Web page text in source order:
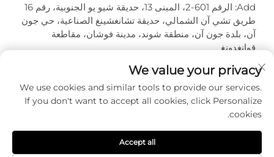
Add: الرقم 601-2، المبنى 13، حديقة شيو يو الجنوبية، رقم 16
طريق تشي آن الشمالي، حديقة تشانغشينغ الصناعية، حي جون
آن، بلدة جون آن، منطقة شوند، مدينة فوشان، مقاطعة
قوانغدونغ
هاتف:+86-18320933590
البريد الإلكتروني: [email protected]
المحدودة. جميع الحقوق محفوظة -
We value your privacy
We use cookies and similar tools to provide our services.
If you don't want to accept all cookies, click Personalize
cookies.
Accept all